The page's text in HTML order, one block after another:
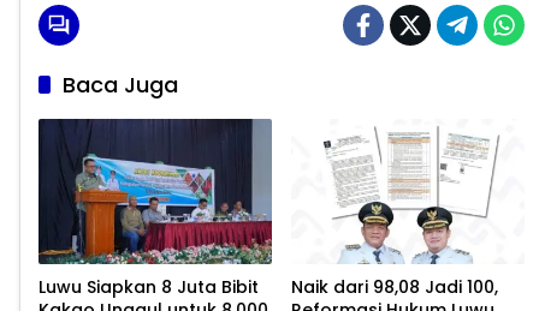
Baca Juga
Luwu Siapkan 8 Juta Bibit
Naik dari 98,08 Jadi 100,